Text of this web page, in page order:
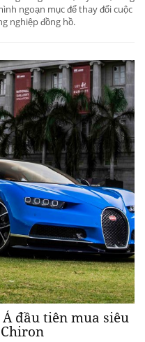
ngoạn mục để thay đổi cuộc
nghiệp đồng hồ.
đầu tiên mua siêu